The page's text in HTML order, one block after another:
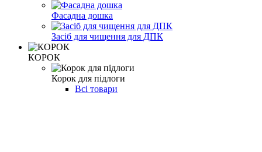
Фасадна дошка
Засіб для чищення для ДПК
КОРОК
Корок для підлоги
Всі товари